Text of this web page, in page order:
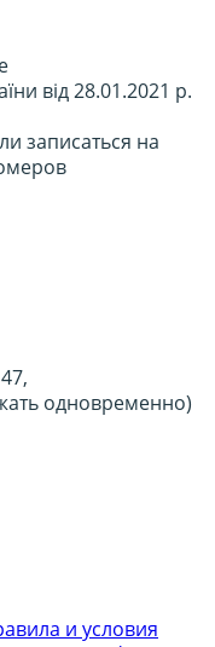
від 28.01.2021 р.
записаться на
одновременно)
и условия